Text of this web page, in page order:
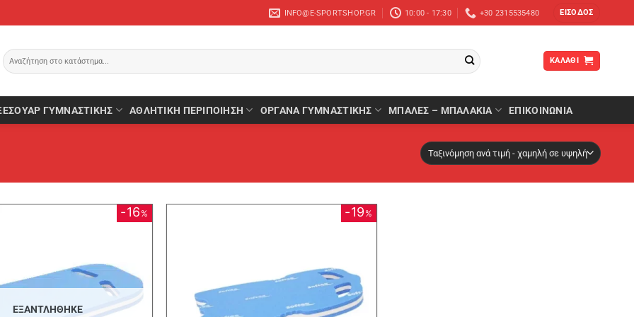
INFO@E-SPORTSHOP.GR 10:00 - 17:30 +30 2315535480 ΕΊΣΟΔΟΣ
Αναζήτηση
για:
ΚΑΛΆΘΙ
ΓΥΜΝΑΣΤΙΚΉΣ ΑΘΛΗΤΙΚΉ ΠΕΡΙΠΟΊΗΣΗ ΌΡΓΑΝΑ ΓΥΜΝΑΣΤΙΚΉΣ ΜΠΆΛΕΣ – ΜΠΑΛΆΚΙΑ ΕΠΙΚΟΙΝΩΝΙΑ
16%
ΕΞΑΝΤΛΉΘΗΚΕ
19%